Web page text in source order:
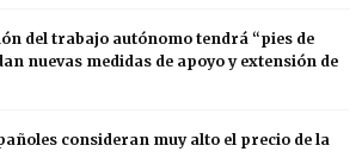
del trabajo autónomo tendrá “pies de
nuevas medidas de apoyo y extensión de
consideran muy alto el precio de la